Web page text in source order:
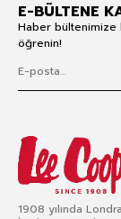
E-BÜLTENE
Haber bültenimize
öğrenin!
1908 yılında